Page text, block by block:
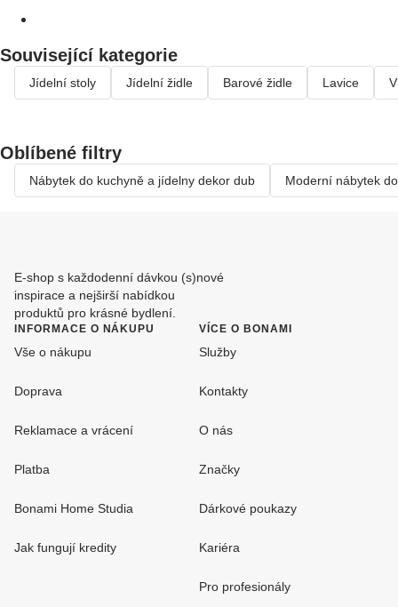
Související kategorie
Jídelní stoly Jídelní židle Barové židle Lavice
Oblíbené filtry
Nábytek do kuchyně a jídelny dekor dub Moderní nábytek
E-shop s každodenní dávkou (s)nové
inspirace a nejširší nabídkou
produktů pro krásné bydlení.
INFORMACE O NÁKUPU
Vše o nákupu
Doprava
Reklamace a vrácení
Platba
Bonami Home Studia
Jak fungují kredity
VÍCE O BONAMI
Služby
Kontakty
O nás
Značky
Dárkové poukazy
Kariéra
Pro profesionály